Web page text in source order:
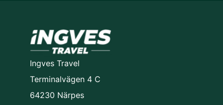
Ingves Travel
Terminalvägen 4 C
64230 Närpes